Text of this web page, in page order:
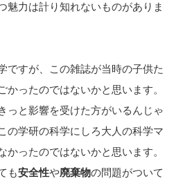
魅力は計り知れないものがありま
ですが、この雑誌が当時の子供た
かったのではないかと思います。
っと影響を受けた方がいるんじゃ
の学研の科学にしろ大人の科学マ
かったのではないかと思います。
も安全性や廃棄物の問題がついて